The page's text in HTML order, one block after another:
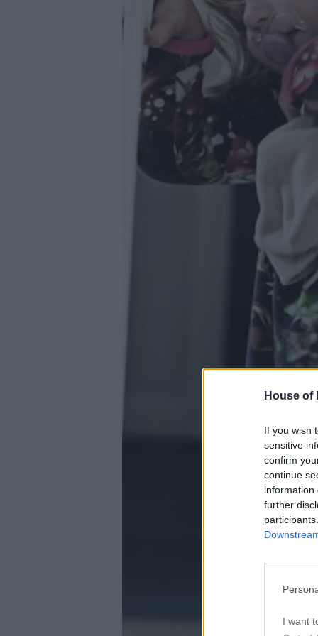
House of
If you wish
sensitive
confirm
continue
information
further
I want